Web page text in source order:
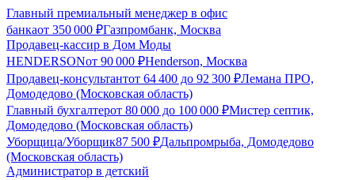
Главный премиальный менеджер в офис
банкаот 350 000 ₽Газпромбанк, Москва
Продавец-кассир в Дом Моды
HENDERSONот 90 000 ₽Henderson, Москва
Продавец-консультантот 64 400 до 92 300 ₽Лемана ПРО,
Домодедово (Московская область)
Главный бухгалтерот 80 000 до 100 000 ₽Мистер септик,
Домодедово (Московская область)
Уборщица/Уборщик87 500 ₽Дальпромрыба, Домодедово
(Московская область)
Администратор в детский